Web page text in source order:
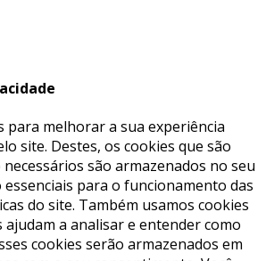
para melhorar a sua experiência
site. Destes, os cookies que são
são armazenados no seu
para o funcionamento das
do site. Também usamos cookies
a analisar e entender como
cookies serão armazenados em